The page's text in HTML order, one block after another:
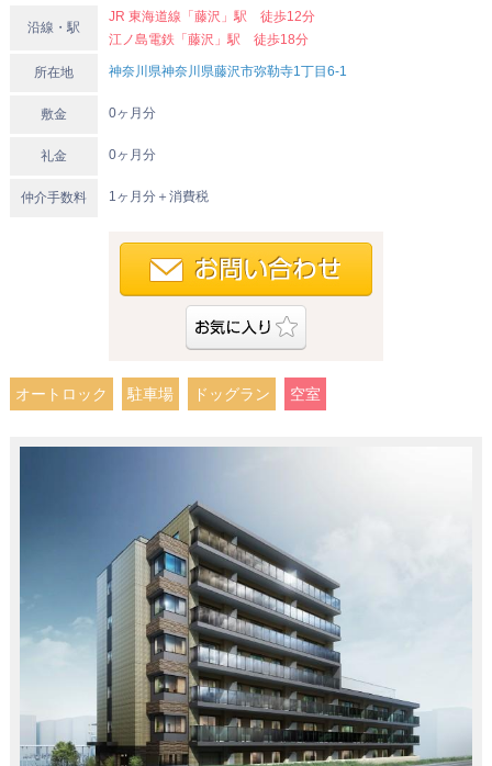
沿線・駅
JR 東海道線「藤沢」駅 徒歩12分
江ノ島電鉄「藤沢」駅 徒歩18分
所在地 神奈川県神奈川県藤沢市弥勒寺1丁目6-1
敷金 0ヶ月分
礼金 0ヶ月分
仲介手数料 1ヶ月分＋消費税
オートロック 駐車場 ドッグラン 空室